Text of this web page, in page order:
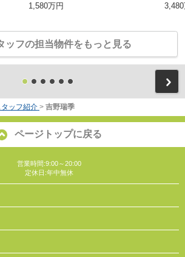
1,580万円
ッフの担当物件をもっと見る
タッフ紹介 > 吉野瑞季
ページトップに戻る
営業時間:9:00～20:00
定休日:年中無休